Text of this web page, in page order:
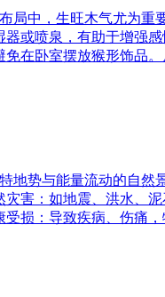
中，生旺木气尤为
或喷泉，有助于增强
在卧室摆放猴形饰品
势与能量流动的自
害：如地震、洪水、
损：导致疾病、伤痛